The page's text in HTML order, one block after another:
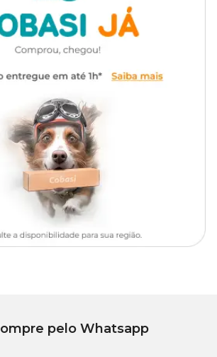
Cremoso Sheba
de mandioca, aroma sabor frango,
Petiscos Cremosos
cremoso Sheba super premium;
auxilia na hidratação e no cuidado do trato
de açúcar ou transgênicos;
feito com ingredientes naturais;
momentos especiais com seu gato;
g/kg
pelo Whatsapp